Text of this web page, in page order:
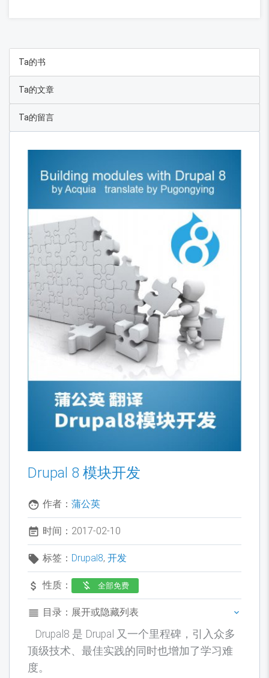
Ta的书
Ta的文章
Ta的留言
Drupal 8 模块开发
作者： 蒲公英
时间：2017-02-10
标签： Drupal8, 开发
性质：  全部免费
目录：展开或隐藏列表
Drupal8 是 Drupal 又一个里程碑，引入众多
顶级技术、最佳实践的同时也增加了学习难
度。